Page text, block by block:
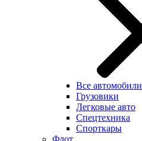
Все автомобили
Грузовики
Легковые авто
Спецтехника
Спорткары
Флот